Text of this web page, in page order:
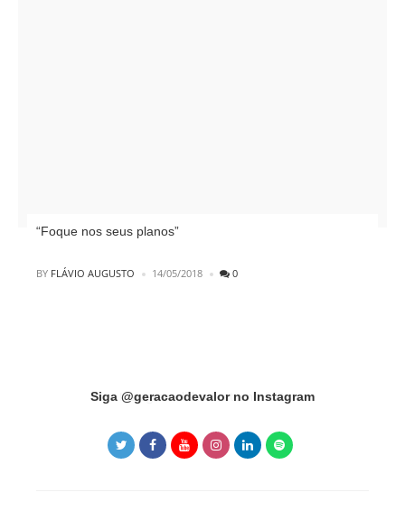
“Foque nos seus planos”
POSTED
BY FLÁVIO AUGUSTO 14/05/2018 0
Instagram did not return a 200.
Siga @geracaodevalor no Instagram